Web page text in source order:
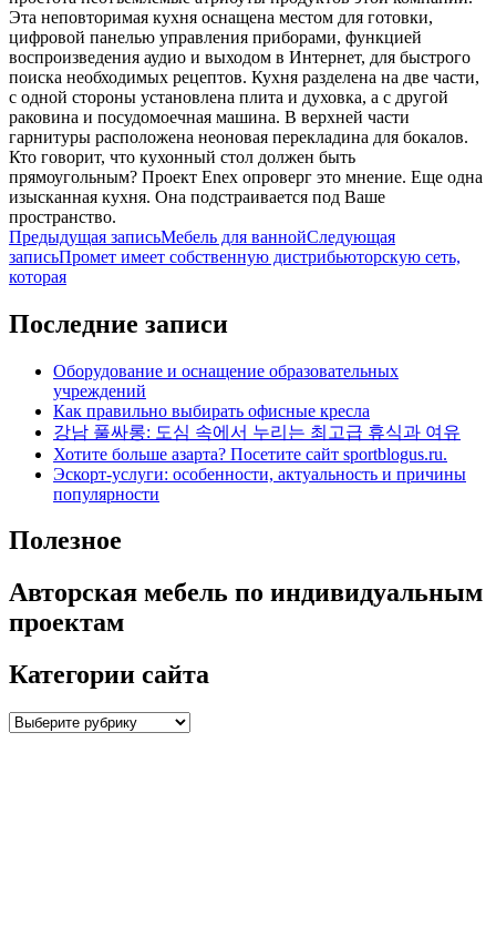
Эта неповторимая кухня оснащена местом для готовки,
цифровой панелью управления приборами, функцией
воспроизведения аудио и выходом в Интернет, для быстрого
поиска необходимых рецептов. Кухня разделена на две части,
с одной стороны установлена плита и духовка, а с другой
раковина и посудомоечная машина. В верхней части
гарнитуры расположена неоновая перекладина для бокалов.
Кто говорит, что кухонный стол должен быть
прямоугольным? Проект Enex опроверг это мнение. Еще одна
изысканная кухня. Она подстраивается под Ваше
пространство.
Навигация
по
Предыдущая записьМебель для ваннойСледующая
записьПромет имеет собственную дистрибьюторскую сеть,
которая
Последние записи
Оборудование и оснащение образовательных
учреждений
Как правильно выбирать офисные кресла
강남 풀싸롱: 도심 속에서 누리는 최고급 휴식과 여유
Хотите больше азарта? Посетите сайт sportblogus.ru.
Эскорт-услуги: особенности, актуальность и причины
популярности
Полезное
Авторская мебель по индивидуальным
проектам
Категории сайта
Категории